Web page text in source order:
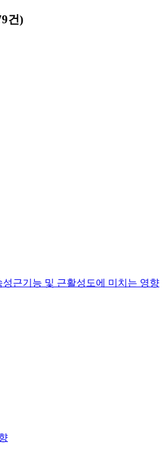
건)
근기능 및 근활성도에 미치는 영향